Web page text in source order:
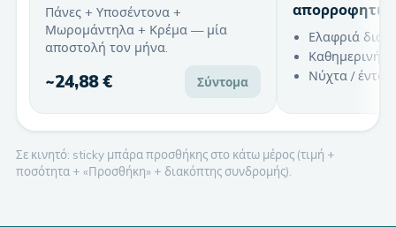
Πάνες + Υποσέντονα +
Μωρομάντηλα + Κρέμα — μία
αποστολή τον μήνα.
~24,88 € Σύντομα
Ελαφριά
Καθημερινή
Νύχτα /
Σε κινητό: sticky μπάρα προσθήκης στο κάτω μέρος (τιμή +
ποσότητα + «Προσθήκη» + διακόπτης συνδρομής).